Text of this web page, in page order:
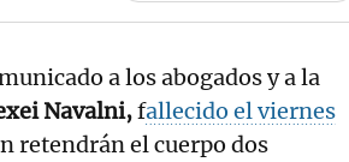
a los abogados y a la
Navalni,fallecido el viernes
retendrán el cuerpo dos